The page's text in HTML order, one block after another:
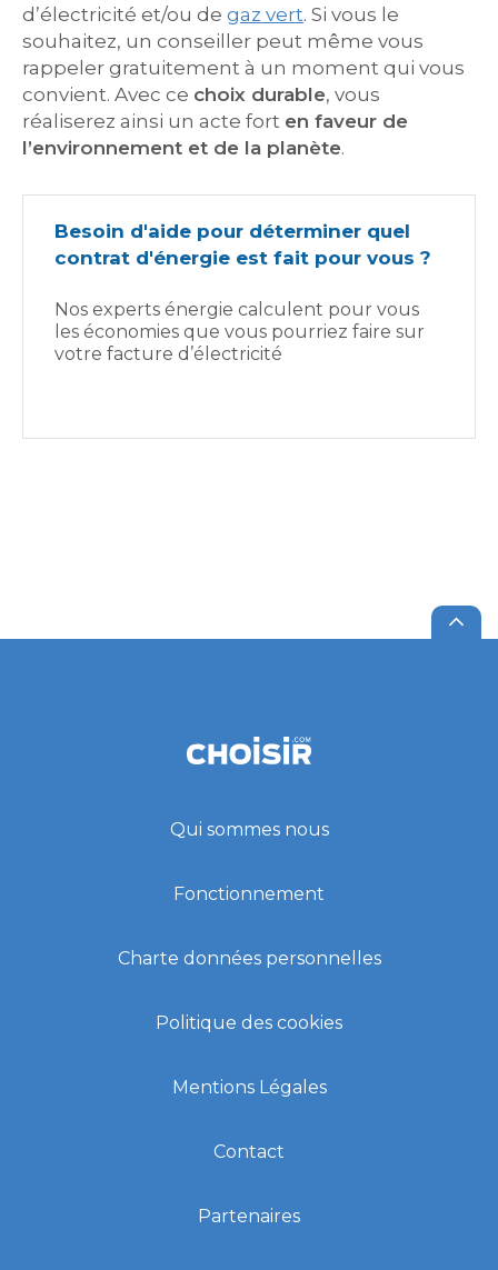
d’électricité et/ou de gaz vert. Si vous le
souhaitez, un conseiller peut même vous
rappeler gratuitement à un moment qui vous
convient. Avec ce choix durable, vous
réaliserez ainsi un acte fort en faveur de
l’environnement et de la planète.
Besoin d'aide pour déterminer quel
contrat d'énergie est fait pour vous ?
Nos experts énergie calculent pour vous
les économies que vous pourriez faire sur
votre facture d’électricité
Qui sommes nous
Fonctionnement
Charte données personnelles
Politique des cookies
Mentions Légales
Contact
Partenaires